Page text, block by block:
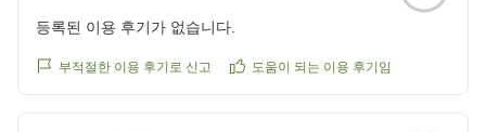
등록된 이용 후기가 없습니다.
부적절한 이용 후기로 신고 도움이 되는 이용 후기임